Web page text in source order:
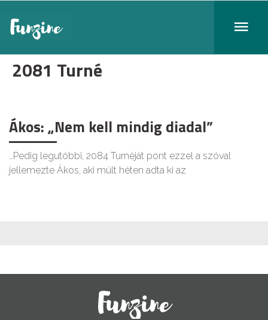
2081 Turné
Ákos: „Nem kell mindig diadal”
…Pedig legutóbbi, 2084 Turnéját pont ezzel a szóval
jellemezte Ákos, aki múlt héten adta ki az